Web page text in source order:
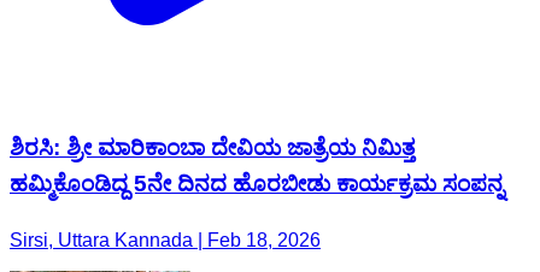
ಶಿರಸಿ: ಶ್ರೀ ಮಾರಿಕಾಂಬಾ ದೇವಿಯ ಜಾತ್ರೆಯ ನಿಮಿತ್ತ
ಹಮ್ಮಿಕೊಂಡಿದ್ದ 5ನೇ ದಿನದ ಹೊರಬೀಡು ಕಾರ್ಯಕ್ರಮ ಸಂಪನ್ನ
Sirsi, Uttara Kannada | Feb 18, 2026